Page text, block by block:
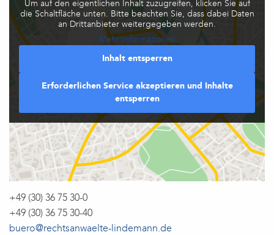
Um auf den eigentlichen Inhalt zuzugreifen, klicken Sie auf
die Schaltfläche unten. Bitte beachten Sie, dass dabei Daten
an Drittanbieter weitergegeben werden.
Mehr Informationen
Inhalt entsperren
Erforderlichen Service akzeptieren und Inhalte
entsperren
+49 (30) 36 75 30-0
+49 (30) 36 75 30-40
buero@rechtsanwaelte-lindemann.de